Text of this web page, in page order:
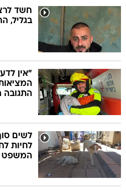
בגליל,
"אין
התגובה
לשים
לחיות
המשפט